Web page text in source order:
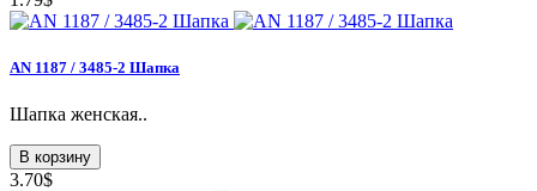
AN 1187 / 3485-2 Шапка
Шапка женская..
В корзину
3.70$